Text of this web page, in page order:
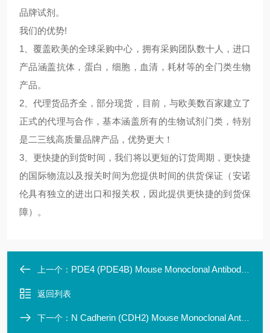
品牌试剂。
我们的优势!
1、覆盖欧美的全球采购中心，拥有采购团队数十人，进口
产品涵盖抗体，蛋白，细胞，血清，耗材等的全门类生物
产品。
2、代理货品齐全，部分现货，目前，与欧美数百家建立了
正式的代理与合作，基本涵盖所有的生物试剂门类，特别
是二三线高质量品牌产品，优势更大！
3、更快捷的到货时间，我们将以更短的订货周期，更快捷
的国际物流以及报关时间为您提供时间的供货保证（安诺
伦具有独立的进出口和报关权，因此提供更快捷的到货保
障）。
上一个： PDE4 (PDE4B) Mouse Monoclonal Antibody Clone ID: L
返回列表
下一个： N Cadherin (CDH2) Mouse Monoclonal Antibody Clone